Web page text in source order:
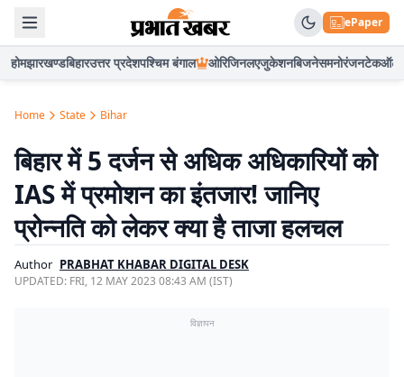
ePaper
होमझारखण्डबिहारउत्तर प्रदेशपश्चिम बंगाल ओरिजिनलएजुकेशनबिजनेसमनोरंजनटेकऑटो
Home State Bihar
बिहार में 5 दर्जन से अधिक अधिकारियों को
IAS में प्रमोशन का इंतजार! जानिए
प्रोन्नति को लेकर क्या है ताजा हलचल
Author PRABHAT KHABAR DIGITAL DESK
UPDATED: FRI, 12 MAY 2023 08:43 AM (IST)
विज्ञापन